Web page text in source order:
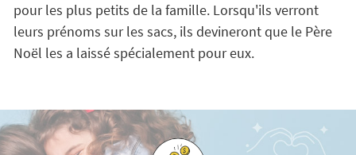
pour les plus petits de la famille. Lorsqu'ils verront
leurs prénoms sur les sacs, ils devineront que le Père
Noël les a laissé spécialement pour eux.